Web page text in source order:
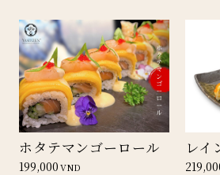
ホタテマンゴーロール
199,000VND
レイ